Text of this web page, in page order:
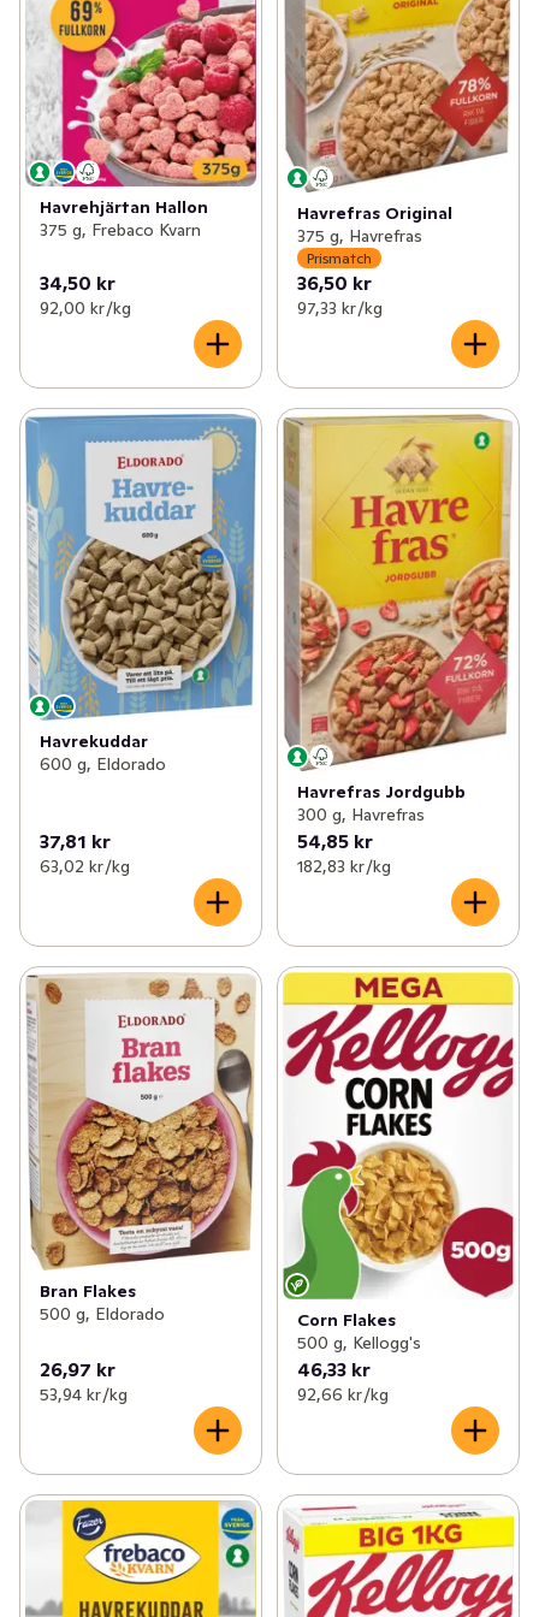
Havrehjärtan Hallon
375 g, Frebaco Kvarn
34,50 kr
92,00 kr /kg
Havrefras Original
375 g, Havrefras
Prismatch
36,50 kr
97,33 kr /kg
Havrekuddar
600 g, Eldorado
37,81 kr
63,02 kr /kg
Havrefras Jordgubb
300 g, Havrefras
54,85 kr
182,83 kr /kg
Bran Flakes
500 g, Eldorado
26,97 kr
53,94 kr /kg
Corn Flakes
500 g, Kellogg's
46,33 kr
92,66 kr /kg